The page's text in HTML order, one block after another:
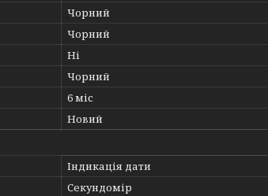
Чорний
Чорний
Ні
Чорний
6 міс
Новий
Індикація дати
Секундомір